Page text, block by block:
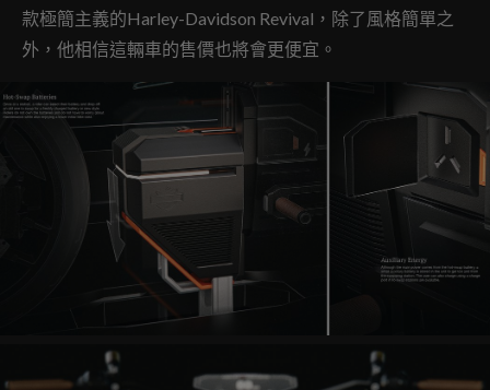
款極簡主義的Harley-Davidson Revival，除了風格簡單之
外，他相信這輛車的售價也將會更便宜。